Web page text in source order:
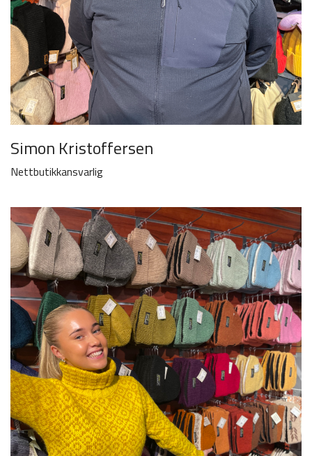
Simon Kristoffersen
Nettbutikkansvarlig